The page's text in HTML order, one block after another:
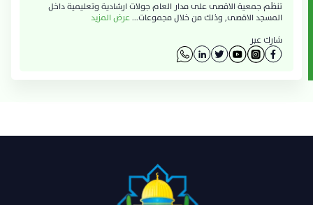
تنظم جمعية الاقصى على مدار العام جولات ارشادية وتعليمية داخل
المسجد الاقصى, وذلك من خلال مجموعات...عرض المزيد
شارك عبر